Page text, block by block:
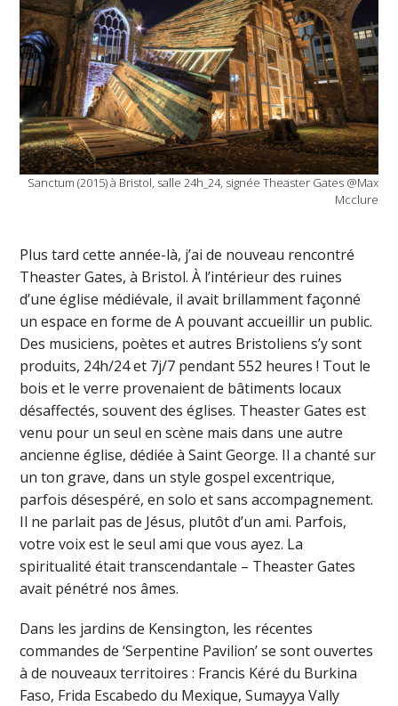
Sanctum (2015) à Bristol, salle 24h_24, signée Theaster Gates @Max
Mcclure
Plus tard cette année-là, j’ai de nouveau rencontré
Theaster Gates, à Bristol. À l’intérieur des ruines
d’une église médiévale, il avait brillamment façonné
un espace en forme de A pouvant accueillir un public.
Des musiciens, poètes et autres Bristoliens s’y sont
produits, 24h/24 et 7j/7 pendant 552 heures ! Tout le
bois et le verre provenaient de bâtiments locaux
désaffectés, souvent des églises. Theaster Gates est
venu pour un seul en scène mais dans une autre
ancienne église, dédiée à Saint George. Il a chanté sur
un ton grave, dans un style gospel excentrique,
parfois désespéré, en solo et sans accompagnement.
Il ne parlait pas de Jésus, plutôt d’un ami. Parfois,
votre voix est le seul ami que vous ayez. La
spiritualité était transcendantale – Theaster Gates
avait pénétré nos âmes.
Dans les jardins de Kensington, les récentes
commandes de ‘Serpentine Pavilion’ se sont ouvertes
à de nouveaux territoires : Francis Kéré du Burkina
Faso, Frida Escabedo du Mexique, Sumayya Vally